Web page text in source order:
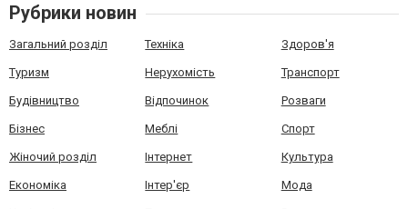
Рубрики новин
Загальний розділ Техніка Здоров'я
Туризм Нерухомість Транспорт
Будівництво Відпочинок Розваги
Бізнес Меблі Спорт
Жіночий розділ Інтернет Культура
Економіка Інтер'єр Мода